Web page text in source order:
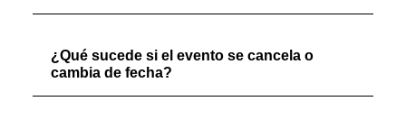
¿Qué sucede si el evento se cancela o
cambia de fecha?